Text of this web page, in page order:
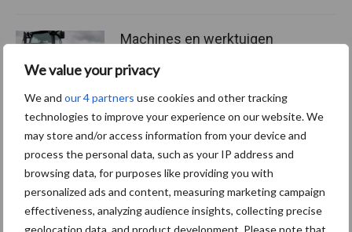
We value your privacy
We and our 4 partners use cookies and other tracking
technologies to improve your experience on our website. We
may store and/or access information from your device and
process the personal data, such as your IP address and
browsing data, for purposes like providing you with
personalized ads and content, measuring marketing campaign
effectiveness, analyzing audience insights, collecting precise
geolocation data, and product development. Please note that
Machines en werktuigen
Themapagina's
Diergezondheid Bemesting Fokkerij